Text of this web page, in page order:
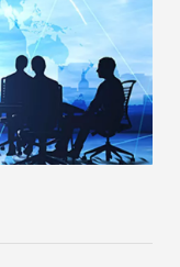
Lösungen.